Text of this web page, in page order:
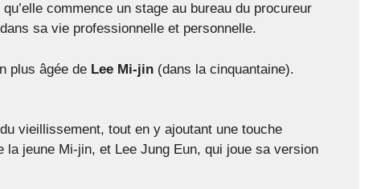
commence un stage au bureau du procureur
sa vie professionnelle et personnelle.
plus âgée de Lee Mi-jin (dans la cinquantaine).
vieillissement, tout en y ajoutant une touche
jeune Mi-jin, et Lee Jung Eun, qui joue sa version